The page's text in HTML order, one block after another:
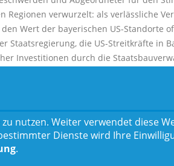
verwurzelt: als verlässliche
Wert der bayerischen US-Standorte
die US-Streitkräfte in
Investitionen durch die
Teilen
nutzen. Weiter verwendet diese
Dienste wird Ihre
.